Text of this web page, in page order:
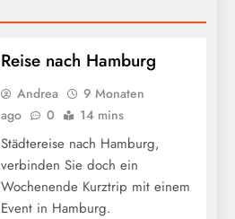
Reise nach Hamburg
Andrea
9 Monaten
ago
0 14 mins
Städtereise nach Hamburg,
verbinden Sie doch ein
Wochenende Kurztrip mit einem
Event in Hamburg.